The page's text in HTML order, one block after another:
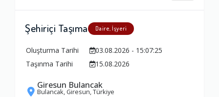
Şehiriçi Taşıma Daire, İşyeri
Oluşturma Tarihi
03.08.2026 - 15:07:25
Taşınma Tarihi
15.08.2026
Giresun Bulancak
Bulancak, Giresun, Türkiye